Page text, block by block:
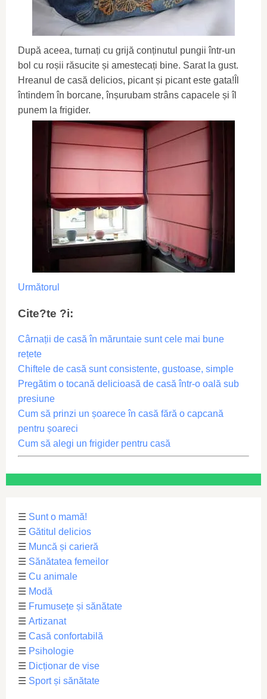
După aceea, turnați cu grijă conținutul pungii într-un
bol cu ​​roșii răsucite și amestecați bine. Sarat la gust.
Hreanul de casă delicios, picant și picant este gata!Îl
întindem în borcane, înșurubam strâns capacele și îl
punem la frigider.
Următorul
Cite?te ?i:
Cârnații de casă în măruntaie sunt cele mai bune
rețete
Chiftele de casă sunt consistente, gustoase, simple
Pregătim o tocană delicioasă de casă într-o oală sub
presiune
Cum să prinzi un șoarece în casă fără o capcană
pentru șoareci
Cum să alegi un frigider pentru casă
☰ Sunt o mamă!
☰ Gătitul delicios
☰ Muncă și carieră
☰ Sănătatea femeilor
☰ Cu animale
☰ Modă
☰ Frumusețe și sănătate
☰ Artizanat
☰ Casă confortabilă
☰ Psihologie
☰ Dicționar de vise
☰ Sport și sănătate